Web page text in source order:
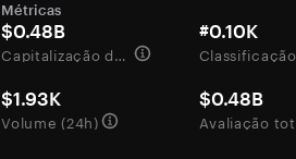
Métricas
$0.48B
Capitalização de mercado
#0.10K
$1.93K
Volume (24h)
$0.48B